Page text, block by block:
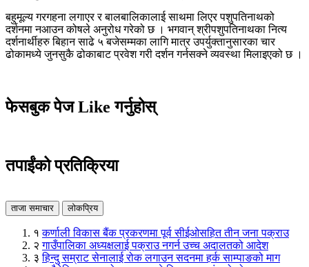
बहुमूल्य गरगहना लगाएर र बालबालिकालाई साथमा लिएर पशुपतिनाथको
दर्शनमा नआउन कोषले अनुरोध गरेको छ । भगवान् श्रीपशुपतिनाथका नित्य
दर्शनार्थीहरु बिहान साढे ५ बजेसम्मका लागि मात्र उपर्युक्तानुसारका चार
ढोकामध्ये जुनसुकै ढोकाबाट प्रवेश गरी दर्शन गर्नसक्ने व्यवस्था मिलाइएको छ ।
फेसबुक पेज Like गर्नुहोस्
तपाईंको प्रतिक्रिया
ताजा समाचार लोकप्रिय
१ कर्णाली विकास बैंक प्रकरणमा पूर्व सीईओसहित तीन जना पक्राउ
२ गाउँपालिका अध्यक्षलाई पक्राउ नगर्न उच्च अदालतको आदेश
३ हिन्दु सम्राट सेनालाई रोक लगाउन सदनमा हर्क साम्पाङको माग